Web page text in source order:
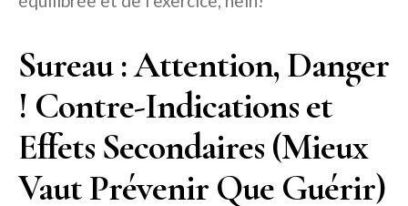
Sureau : Attention, Danger
! Contre-Indications et
Effets Secondaires (Mieux
Vaut Prévenir Que Guérir)